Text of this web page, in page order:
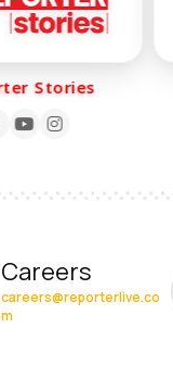
Stories
Careers
careers@reporterlive.co
m